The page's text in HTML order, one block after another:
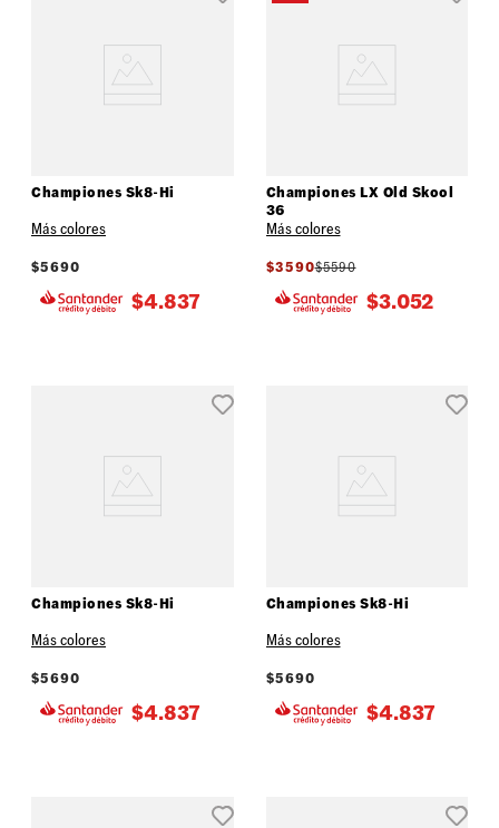
Championes Sk8-Hi
Más colores
$5690
$4.837
Championes LX Old Skool
36
Más colores
$3590$5590
$3.052
Championes Sk8-Hi
Más colores
$5690
$4.837
Championes Sk8-Hi
Más colores
$5690
$4.837